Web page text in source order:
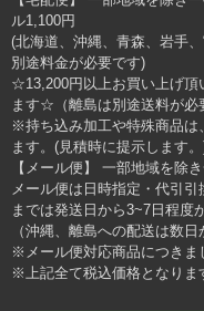
ル1,100円
(北海道、沖縄、青森、岩手
別途料金が必要です)
☆13,200円以上お買い上げ頂
ます☆（離島は別途送料が必
※持ち込み加工や特殊商品は
ます。(見積時に提示します
【メール便】 一部地域を除
メール便は日時指定・代引
までは発送日から3~7日程度
（沖縄、離島への配送は数
※メール便対応商品につきま
※上記全て税込価格となりま